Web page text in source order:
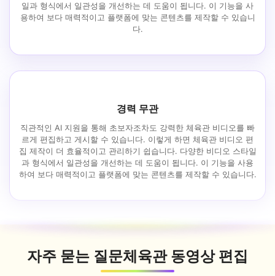
일과 형식에서 일관성을 개선하는 데 도움이 됩니다. 이 기능을 사
용하여 보다 매력적이고 플랫폼에 맞는 콘텐츠를 제작할 수 있습니
다.
경력 무관
직관적인 AI 지원을 통해 초보자조차도 강력한 체육관 비디오를 빠
르게 편집하고 게시할 수 있습니다. 이렇게 하면 체육관 비디오 편
집 제작이 더 효율적이고 관리하기 쉽습니다. 다양한 비디오 스타일
과 형식에서 일관성을 개선하는 데 도움이 됩니다. 이 기능을 사용
하여 보다 매력적이고 플랫폼에 맞는 콘텐츠를 제작할 수 있습니다.
자주 묻는 질문체육관 동영상 편집